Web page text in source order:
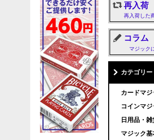
再入荷
再入荷した
コラム
マジック
カテゴリー
カードマジ
コインマジ
日用品・雑
マジック